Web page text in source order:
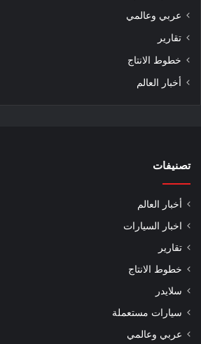
عربي وعالمي
تقارير
خطوط الانتاج
أخبار العالم
تصنيفات
أخبار العالم
اخبار السيارات
تقارير
خطوط الانتاج
سلايدر
سيارات مستعملة
عربي وعالمي